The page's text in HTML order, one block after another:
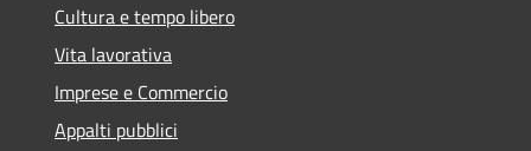
Cultura e tempo libero
Vita lavorativa
Imprese e Commercio
Appalti pubblici